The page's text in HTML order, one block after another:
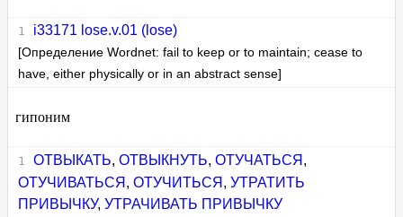
i33171 lose.v.01 (lose)
[Определение Wordnet: fail to keep or to maintain; cease to
have, either physically or in an abstract sense]
гипоним
ОТВЫКАТЬ, ОТВЫКНУТЬ, ОТУЧАТЬСЯ ,
ОТУЧИВАТЬСЯ ,ОТУЧИТЬСЯ ,УТРАТИТЬ
ПРИВЫЧКУ,УТРАЧИВАТЬ ПРИВЫЧКУ